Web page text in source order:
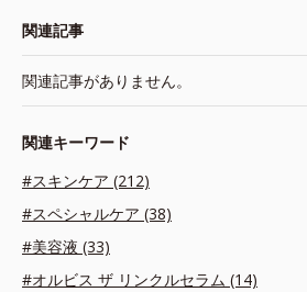
関連記事
関連記事がありません。
関連キーワード
#スキンケア (212)
#スペシャルケア (38)
#美容液 (33)
#オルビス ザ リンクルセラム (14)